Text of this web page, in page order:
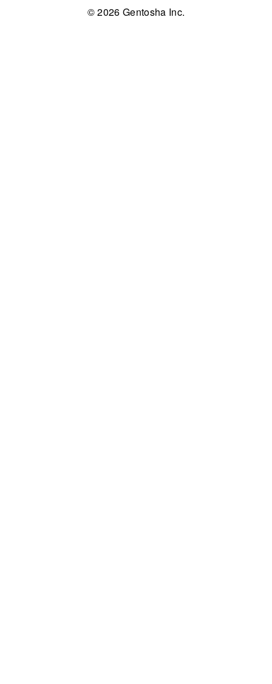
© 2026 Gentosha Inc.